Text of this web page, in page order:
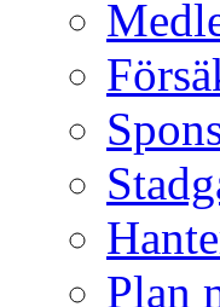
Plan